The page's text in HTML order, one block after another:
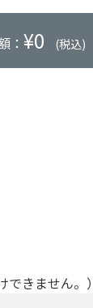
： ¥0 (税込)
きません。）